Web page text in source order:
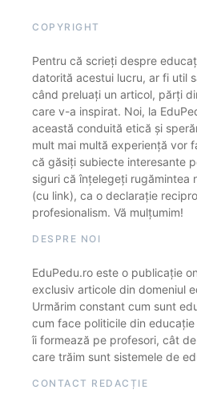
COPYRIGHT
Pentru că scrieți despre
datorită acestui lucru, ar fi util
când preluați un articol, părți
care v-a inspirat. Noi, la
această conduită etică și
mult mai multă experiență vor
că găsiți subiecte interesante
siguri că înțelegeți rugămintea
(cu link), ca o declarație
profesionalism. Vă mulțumim!
DESPRE NOI
EduPedu.ro este o publicație
exclusiv articole din domeniul
Urmărim constant cum sunt
cum face politicile din
îi formează pe profesori, cât
care trăim sunt sistemele de
CONTACT REDACȚIE